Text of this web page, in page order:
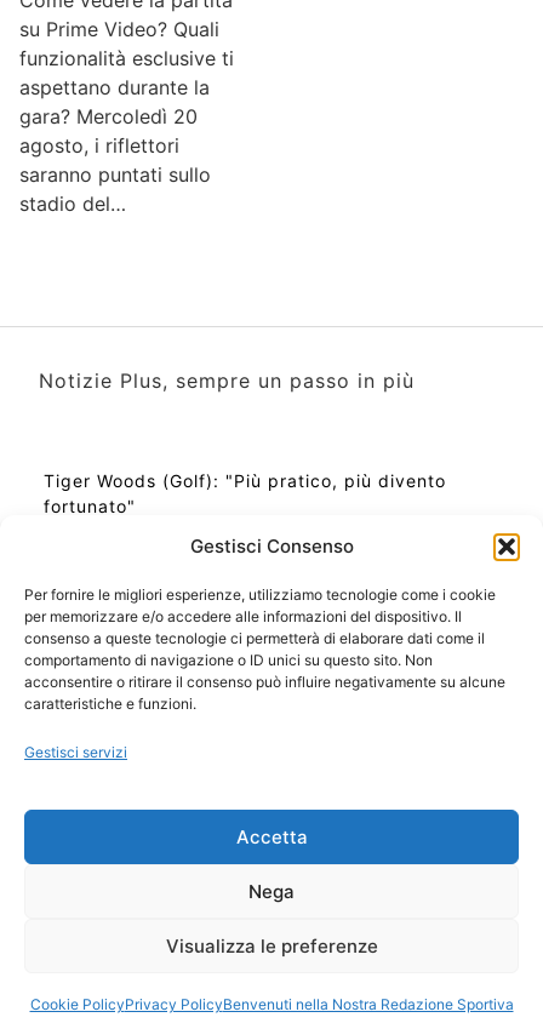
Gestisci Consenso
Per fornire le migliori esperienze, utilizziamo tecnologie come i cookie
per memorizzare e/o accedere alle informazioni del dispositivo. Il
consenso a queste tecnologie ci permetterà di elaborare dati come il
comportamento di navigazione o ID unici su questo sito. Non
acconsentire o ritirare il consenso può influire negativamente su alcune
caratteristiche e funzioni.
Gestisci servizi
Accetta
Nega
Visualizza le preferenze
Cookie PolicyPrivacy PolicyBenvenuti nella Nostra Redazione Sportiva
su Prime Video? Quali
funzionalità esclusive ti
aspettano durante la
gara? Mercoledì 20
agosto, i riflettori
saranno puntati sullo
stadio del…
Notizie Plus, sempre un passo in più
Tiger Woods (Golf): "Più pratico, più divento
fortunato"
Ora Esatta in Italia in questo momento
Ti Senti Strano Ultimamente? Potrebbe Essere per
la Risonanza di Schumann
Come Sapere Se Stai Ascendendo alla Quinta
Copyright 2026 NotiziePlus.com
📰 Contenuto Umano Verificato
Privacy Coockie
Pubblicità